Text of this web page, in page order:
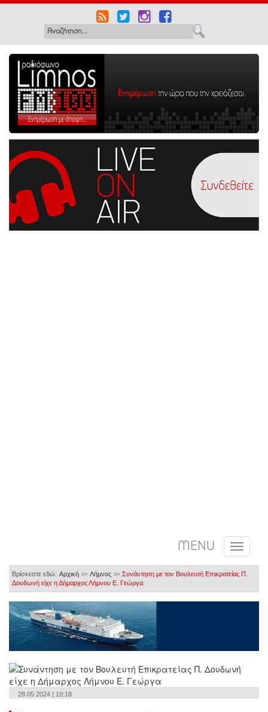
MENU
Βρίσκεστε εδώ: Αρχική >> Λήμνος >> Συνάντηση με τον Βουλευτή Επικρατείας Π.
Δουδωνή είχε η Δήμαρχος Λήμνου Ε. Γεώργα
28.05.2024 | 19:18